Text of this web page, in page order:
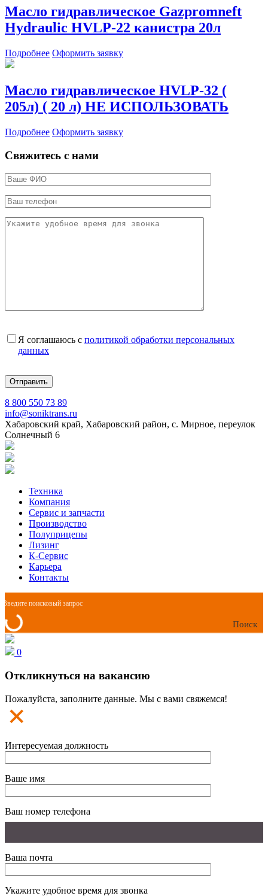
Масло гидравлическое Gazpromneft
Hydraulic HVLP-22 канистра 20л
Подробнее Оформить заявку
Масло гидравлическое HVLP-32 (
205л) ( 20 л) НЕ ИСПОЛЬЗОВАТЬ
Подробнее Оформить заявку
Свяжитесь с нами
Я соглашаюсь с политикой обработки персональных
данных
8 800 550 73 89
info@soniktrans.ru
Хабаровский край, Хабаровский район, с. Мирное, переулок
Солнечный 6
Техника
Компания
Сервис и запчасти
Производство
Полуприцепы
Лизинг
К-Сервис
Карьера
Контакты
Поиск
0
Откликнуться на вакансию
Пожалуйста, заполните данные. Мы с вами свяжемся!
Интересуемая должность
Ваше имя
Ваш номер телефона
Ваша почта
Укажите удобное время для звонка